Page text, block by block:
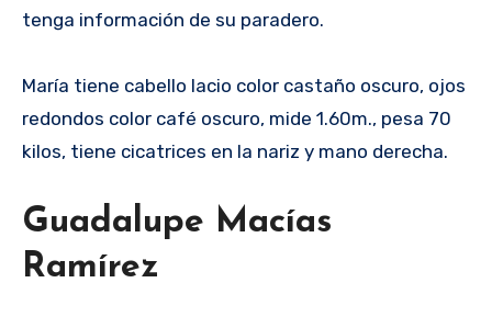
tenga información de su paradero.
María tiene cabello lacio color castaño oscuro, ojos
redondos color café oscuro, mide 1.60m., pesa 70
kilos, tiene cicatrices en la nariz y mano derecha.
Guadalupe Macías
Ramírez